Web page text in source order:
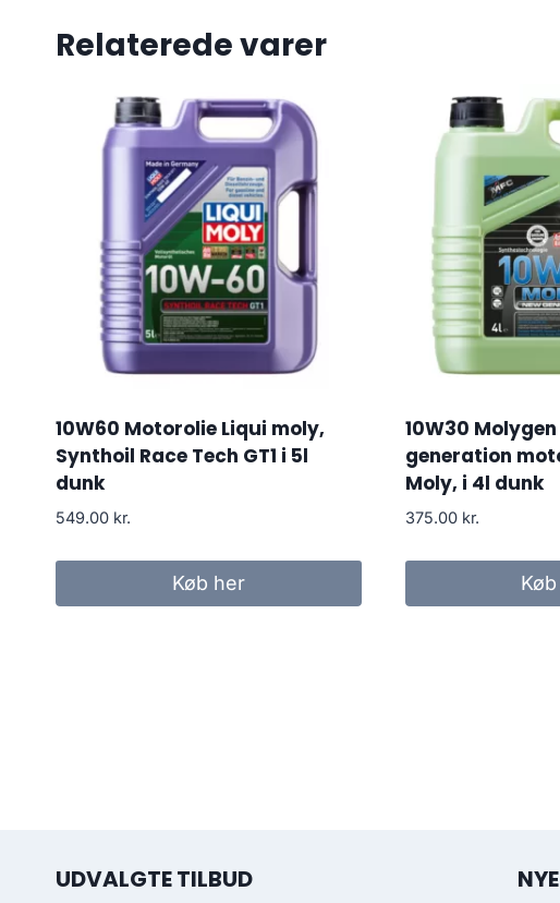
Relaterede varer
10W60 Motorolie Liqui moly,
Synthoil Race Tech GT1 i 5l
dunk
549.00 kr.
Køb her
10W30
generation
Moly, i 4l dunk
375.00 kr.
UDVALGTE TILBUD